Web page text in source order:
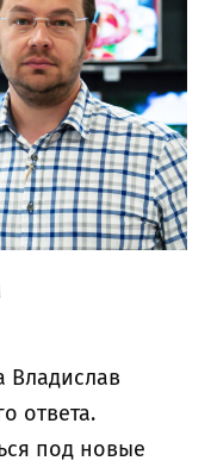
Владислав
ответа.
под новые